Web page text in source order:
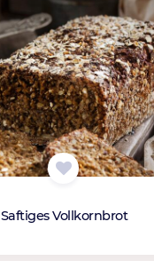
Saftiges Vollkornbrot